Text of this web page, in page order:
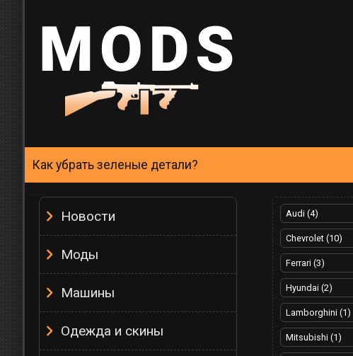
Как убрать зеленые детали?
Новости
Моды
Машины
Одежда и скины
Audi (4)
Chevrolet (10)
Ferrari (3)
Hyundai (2)
Lamborghini (1)
Mitsubishi (1)